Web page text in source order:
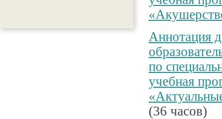
Аннотация
по
учебная
(36 часов)